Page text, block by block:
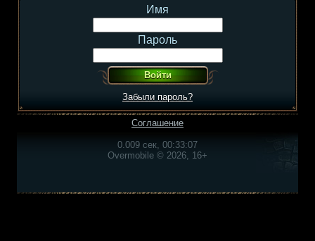
Имя
Пароль
Забыли пароль?
Соглашение
0.009 сек, 00:33:07
Overmobile © 2026, 16+